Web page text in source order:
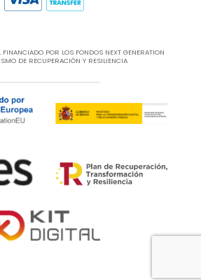
POR LOS FONDOS NEXT GENERATION
DE RECUPERACIÓN Y RESILIENCIA